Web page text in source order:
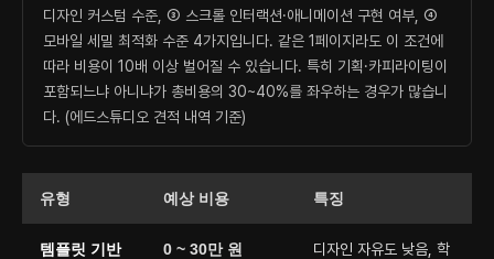
디자인 커스텀 수준, ③ 스크롤 인터랙션·애니메이션 구현 여부, ④
모바일 세밀 최적화 수준 4가지입니다. 같은 1페이지라도 이 조건에
따라 비용이 10배 이상 벌어질 수 있습니다. 특히 기획·카피라이팅이
포함되느냐 아니냐가 총비용의 30~40%를 좌우하는 경우가 많습니
다. (에드스튜디오 견적 내역 기준)
유형 예상 비용 특징
템플릿 기반
0 ~ 30만 원
디자인 자유도 낮음, 학